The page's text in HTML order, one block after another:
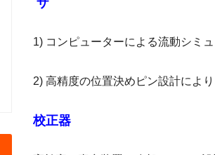
1) コンピューターによる流動シミ
2) 高精度の位置決めピン設計によ
校正器